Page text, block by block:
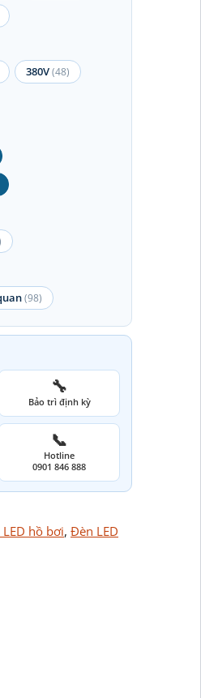
380V(48)
(98)
🔧
Bảo trì định kỳ
📞
Hotline
0901 846 888
hồ bơi, Đèn LED